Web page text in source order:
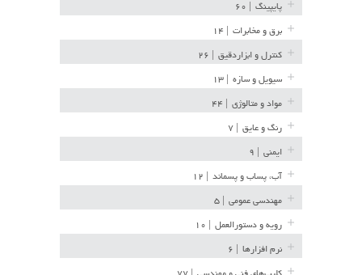
پایپینگ
برق و مخابرات
کنترل و ابزاردقیق
سیویل و سازه
مواد و متالوژی
رنگ و عایق
ایمنی
آب، پساب و پسماند
مهندسی عمومی
رویه و دستورالعمل
نرم افزارها